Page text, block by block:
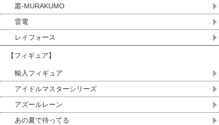
叢-MURAKUMO
雷電
レイフォース
【フィギュア】
輸入フィギュア
アイドルマスターシリーズ
アズールレーン
あの夏で待ってる